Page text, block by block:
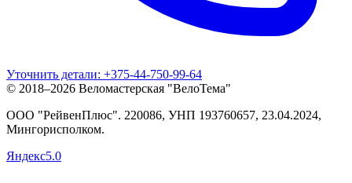
Уточнить детали: +375-44-750-99-64
© 2018–2026 Веломастерская "ВелоТема"
ООО "РейвенПлюс". 220086, УНП 193760657, 23.04.2024,
Мингорисполком.
Яндекс5.0